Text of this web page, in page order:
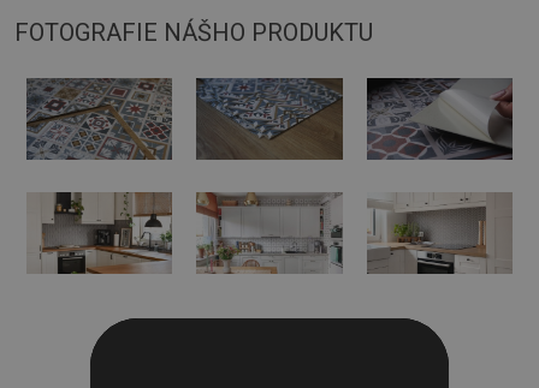
FOTOGRAFIE NÁŠHO PRODUKTU